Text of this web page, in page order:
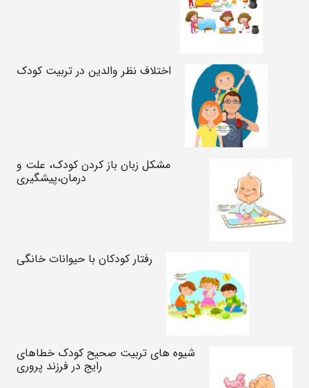
اختلاف نظر والدین در تربیت کودک
مشکل زبان باز کردن کودک، علت و
درمان،پیشگیری
رفتار کودکان با حیوانات خانگی
شیوه های تربیت صحیح کودک خطاهای
رایج در فرزند پروری